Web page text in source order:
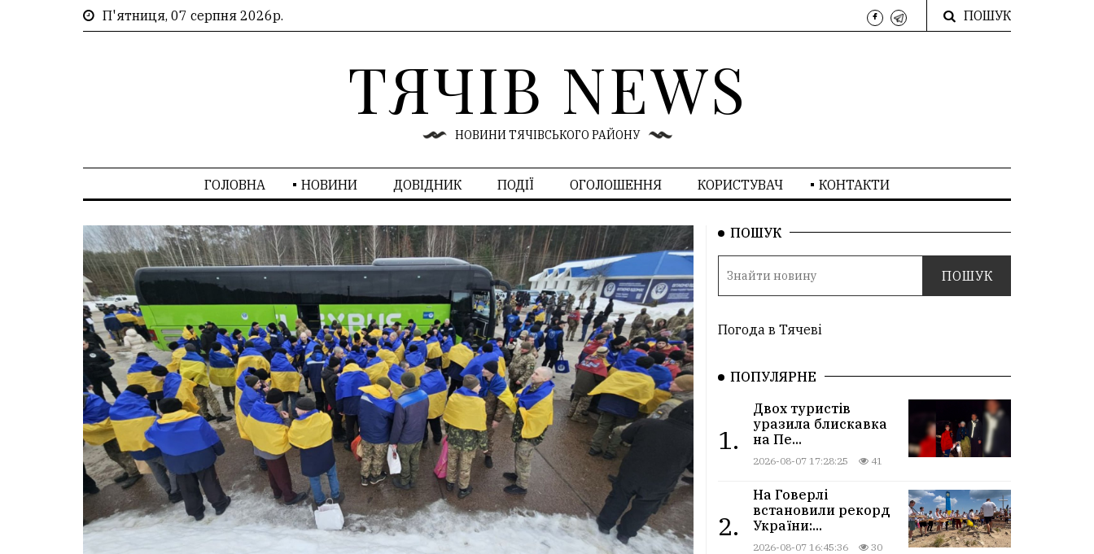
П'ятниця, 07 серпня 2026р. ПОШУК
ТЯЧІВ NEWS
НОВИНИ ТЯЧІВСЬКОГО РАЙОНУ
ГОЛОВНА НОВИНИ ДОВІДНИК ПОДІЇ ОГОЛОШЕННЯ КОРИСТУВАЧ КОНТАКТИ
ПОШУК
Погода в Тячеві
ПОПУЛЯРНЕ
1.
Двох туристів
уразила блискавка
на Пе...
2026-08-07 17:28:25 41
2.
На Говерлі
встановили рекорд
України:...
2026-08-07 16:45:36 30